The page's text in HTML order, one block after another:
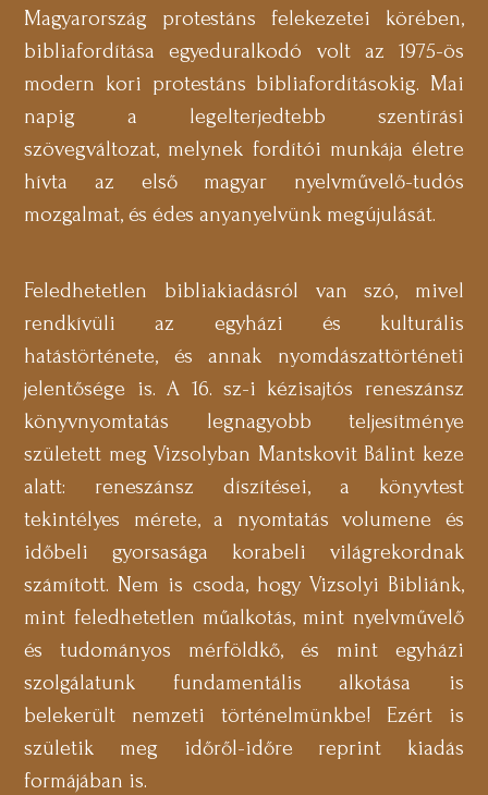
Magyarország protestáns felekezetei körében,
bibliafordítása egyeduralkodó volt az 1975-ös
modern kori protestáns bibliafordításokig. Mai
napig a legelterjedtebb szentírási
szövegváltozat, melynek fordítói munkája életre
hívta az első magyar nyelvművelő-tudós
mozgalmat, és édes anyanyelvünk megújulását.
Feledhetetlen bibliakiadásról van szó, mivel
rendkívüli az egyházi és kulturális
hatástörténete, és annak nyomdászattörténeti
jelentősége is. A 16. sz-i kézisajtós reneszánsz
könyvnyomtatás legnagyobb teljesítménye
született meg Vizsolyban Mantskovit Bálint keze
alatt: reneszánsz díszítései, a könyvtest
tekintélyes mérete, a nyomtatás volumene és
időbeli gyorsasága korabeli világrekordnak
számított. Nem is csoda, hogy Vizsolyi Bibliánk,
mint feledhetetlen műalkotás, mint nyelvművelő
és tudományos mérföldkő, és mint egyházi
szolgálatunk fundamentális alkotása is
belekerült nemzeti történelmünkbe! Ezért is
születik meg időről-időre reprint kiadás
formájában is.